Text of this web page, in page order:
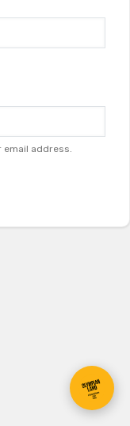
email address.